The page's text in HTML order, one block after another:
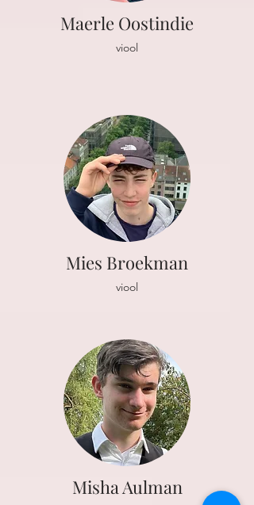
Maerle Oostindie
viool
Mies Broekman
viool
Misha Aulman